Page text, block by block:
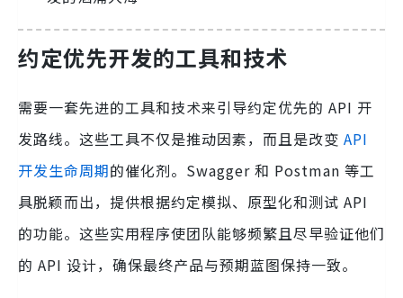
约定优先开发的工具和技术
需要一套先进的工具和技术来引导约定优先的 API 开
发路线。这些工具不仅是推动因素，而且是改变 API
开发生命周期的催化剂。Swagger 和 Postman 等工
具脱颖而出，提供根据约定模拟、原型化和测试 API
的功能。这些实用程序使团队能够频繁且尽早验证他们
的 API 设计，确保最终产品与预期蓝图保持一致。